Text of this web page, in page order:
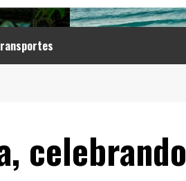
celebrando